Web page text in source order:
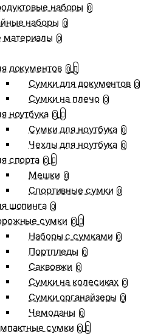
наборы 0
наборы 0
материалы 0
документов 0
Сумки для документов 0
Сумки на плечо 0
ноутбука 0
Сумки для ноутбука 0
Чехлы для ноутбука 0
спорта 0
Мешки 0
Спортивные сумки 0
шопинга 0
сумки 0
Наборы с сумками 0
Портпледы 0
Саквояжи 0
Сумки на колесиках 0
Сумки органайзеры 0
Чемоданы 0
сумки 0